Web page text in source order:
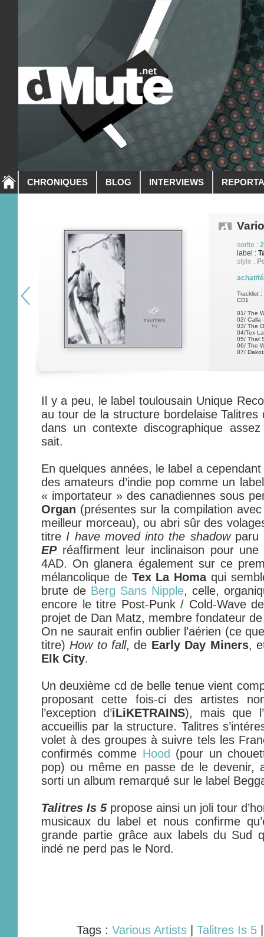
CHRONIQUES BLOG INTERVIEWS
sortie :
label :
style :
achat/
Tracklist :
CD1
01/ The
02/ Calla
03/ The
04/Tex
05/ That
06/ The
07/
Il y a peu, le label toulousain Unique
au tour de la structure bordelaise
dans un contexte discographique
sait.
En quelques années, le label a
des amateurs d’indie pop comme un
« importateur » des canadiennes sous
Organ (présentes sur la compilation
meilleur morceau), ou abri sûr des
titre I have moved into the shadowparu
EPréaffirment leur inclinaison pour une
4AD. On glanera également sur ce
mélancolique de Tex La Homaqui
brute de Berg Sans Nipple, celle,
encore le titre Post-Punk / Cold-Wave
projet de Dan Matz, membre fondateur
On ne saurait enfin oublier l’aérien (ce
titre) How to fall, de Early Day Miners,
Elk City.
Un deuxième cd de belle tenue vient
proposant cette fois-ci des artistes
l’exception d’iLiKETRAINS), mais que
accueillis par la structure. Talitres
volet à des groupes à suivre tels les
confirmés comme Hood (pour un
pop) ou même en passe de le devenir,
sorti un album remarqué sur le label
Talitres Is 5propose ainsi un joli tour
musicaux du label et nous confirme
grande partie grâce aux labels du Sud
indé ne perd pas le Nord.
Tags : Various Artists| Talitres Is 5